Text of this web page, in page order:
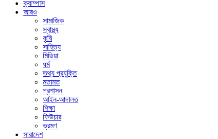
ক্যাম্পাস
আরও
সামাজিক
স্বাস্থ্য
কৃষি
সাহিত্য
মিডিয়া
ধর্ম
তথ্য প্রযুক্তি
মতামত
প্রশাসন
আইন-আদালত
শিক্ষা
ফিউচার
ভ্রমণ
সারাদেশ